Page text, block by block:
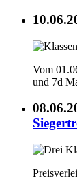
Vom
und 7d